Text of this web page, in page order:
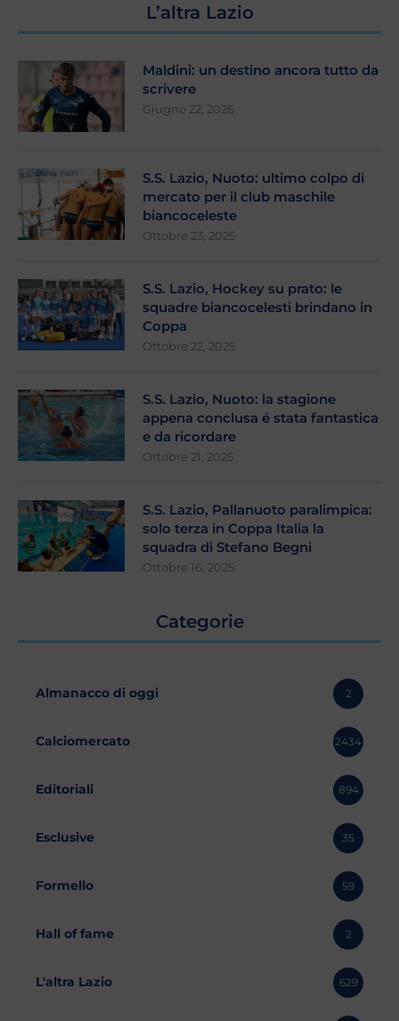
L’altra Lazio
Maldini: un destino ancora tutto da
scrivere
Giugno 22, 2026
S.S. Lazio, Nuoto: ultimo colpo di
mercato per il club maschile
biancoceleste
Ottobre 23, 2025
S.S. Lazio, Hockey su prato: le
squadre biancocelesti brindano in
Coppa
Ottobre 22, 2025
S.S. Lazio, Nuoto: la stagione
appena conclusa é stata fantastica
e da ricordare
Ottobre 21, 2025
S.S. Lazio, Pallanuoto paralimpica:
solo terza in Coppa Italia la
squadra di Stefano Begni
Ottobre 16, 2025
Categorie
Almanacco di oggi 2
Calciomercato 2434
Editoriali 894
Esclusive 35
Formello 59
Hall of fame 2
L'altra Lazio 629